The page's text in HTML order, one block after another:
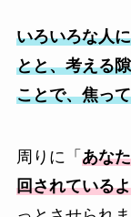
いろいろな人
とと、考える
ことで、焦っ
周りに「 あな
回されているよ